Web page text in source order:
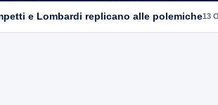
e Lombardi replicano alle polemiche13